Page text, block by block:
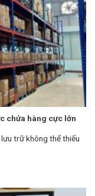
chứa hàng cực lớn
trữ không thể thiếu